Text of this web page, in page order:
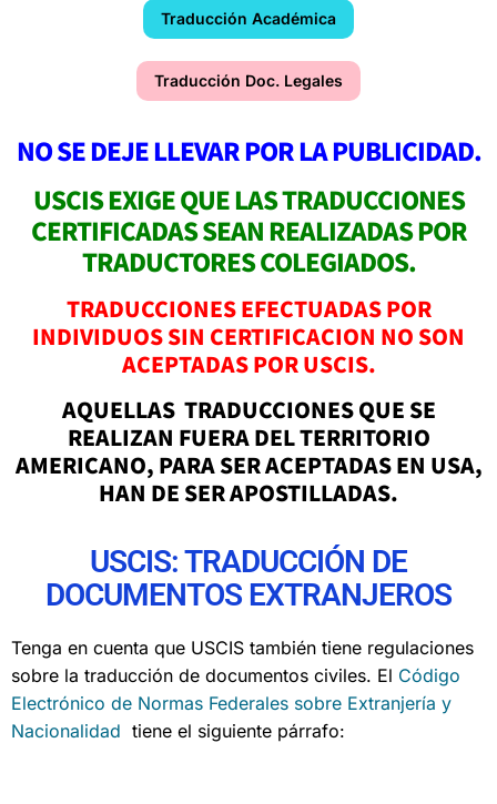
Traducción Académica
Traducción Doc. Legales
NO SE DEJE LLEVAR POR LA PUBLICIDAD.
USCIS EXIGE QUE LAS TRADUCCIONES
CERTIFICADAS SEAN REALIZADAS POR
TRADUCTORES COLEGIADOS.
TRADUCCIONES EFECTUADAS POR
INDIVIDUOS SIN CERTIFICACION NO SON
ACEPTADAS POR USCIS.
AQUELLAS TRADUCCIONES QUE SE
REALIZAN FUERA DEL TERRITORIO
AMERICANO, PARA SER ACEPTADAS EN USA,
HAN DE SER APOSTILLADAS.
USCIS: TRADUCCIÓN DE
DOCUMENTOS EXTRANJEROS
Tenga en cuenta que USCIS también tiene regulaciones
sobre la traducción de documentos civiles. El Código
Electrónico de Normas Federales sobre Extranjería y
Nacionalidad tiene el siguiente párrafo: